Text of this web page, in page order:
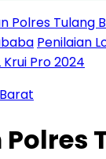
Polres Tulang
Penilaian
Pro 2024